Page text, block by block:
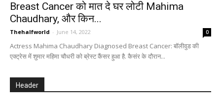
Breast Cancer को मात दे घर लोटी Mahima
Chaudhary, और किन...
Thehalfworld - June 14, 2022 0
Actress Mahima Chaudhary Diagnosed Breast Cancer: बॉलीवुड की
एक्ट्रेस में शुमार महिमा चौधरी को ब्रेस्ट कैंसर हुआ है. कैसंर के दौरान...
Header